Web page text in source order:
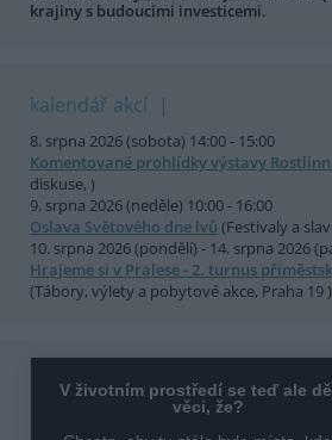
krajiny s budoucími investicemi.
kalendář akcí
8. srpna 2026 (sobota) 14:00 - 15:00
Komentované prohlídky výstavy
diskuse, )
9. srpna 2026 (neděle) 10:00 - 16:00
Oslava Světového dne lvů (Festivaly a
10. srpna 2026 (pondělí) - 14. srpna 2026
Hrajeme si v Pralese - 2. turnus
(Tábory, výlety a pobytové akce, Praha 19 )